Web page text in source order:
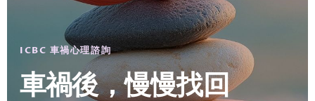
ICBC 車禍心理諮詢
車禍後，慢慢找回